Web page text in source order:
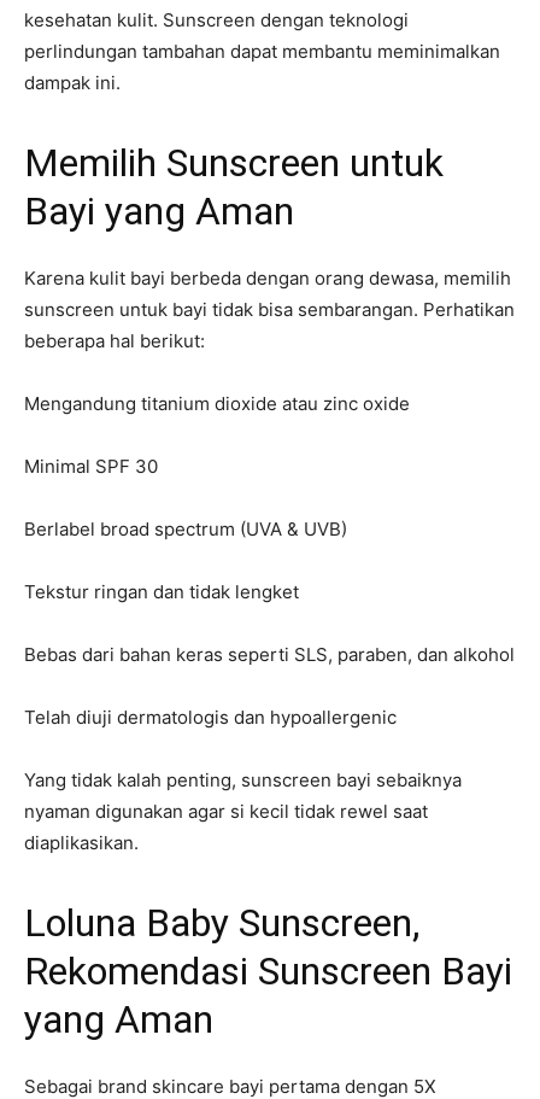
kesehatan kulit. Sunscreen dengan teknologi
perlindungan tambahan dapat membantu meminimalkan
dampak ini.
Memilih Sunscreen untuk
Bayi yang Aman
Karena kulit bayi berbeda dengan orang dewasa, memilih
sunscreen untuk bayi tidak bisa sembarangan. Perhatikan
beberapa hal berikut:
Mengandung titanium dioxide atau zinc oxide
Minimal SPF 30
Berlabel broad spectrum (UVA & UVB)
Tekstur ringan dan tidak lengket
Bebas dari bahan keras seperti SLS, paraben, dan alkohol
Telah diuji dermatologis dan hypoallergenic
Yang tidak kalah penting, sunscreen bayi sebaiknya
nyaman digunakan agar si kecil tidak rewel saat
diaplikasikan.
Loluna Baby Sunscreen,
Rekomendasi Sunscreen Bayi
yang Aman
Sebagai brand skincare bayi pertama dengan 5X